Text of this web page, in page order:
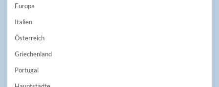
Europa
Italien
Österreich
Griechenland
Portugal